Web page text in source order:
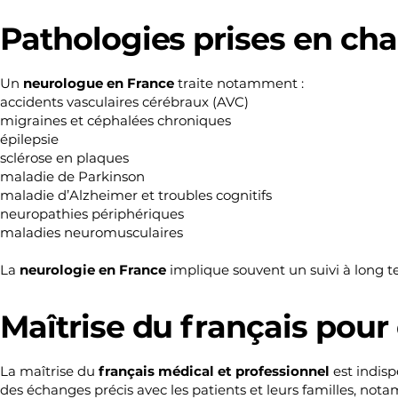
Pathologies prises en
Un neurologue en France traite notamment :
accidents vasculaires cérébraux (AVC)
migraines et céphalées chroniques
épilepsie
sclérose en plaques
maladie de Parkinson
maladie d’Alzheimer et troubles cognitifs
neuropathies périphériques
maladies neuromusculaires
La neurologie en France implique souvent un suivi à long
Maîtrise du français
La maîtrise du français médical et professionnel est
des échanges précis avec les patients et leurs familles,